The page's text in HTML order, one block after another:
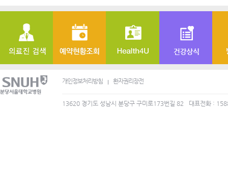
개인정보처리방침 환자권리장전
13620 경기도 성남시 분당구 구미로173번길 82 대표전화 :